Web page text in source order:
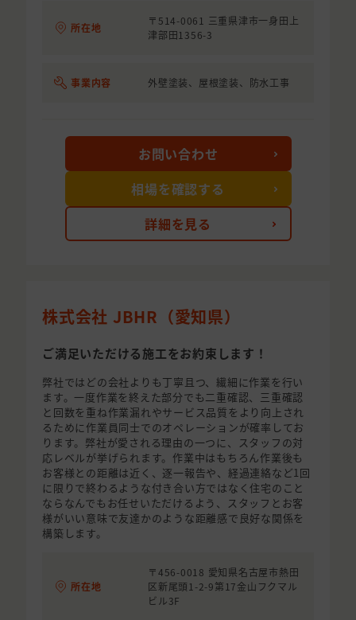
所在地
〒514-0061 三重県津市一身田上
津部田1356-3
事業内容 外壁塗装、屋根塗装、防水工事
詳細を見る
お問い合わせ
相場を確認する
株式会社 JBHR（愛知県）
ご満足いただける施工をお約束します！
弊社ではどの会社よりも丁寧且つ、繊細に作業を行い
ます。一度作業を終えた部分でも二重確認、三重確認
と回数を重ね作業漏れやサービス品質をより向上され
るために作業員同士でのオペレーションが確率してお
ります。弊社が愛される理由の一つに、スタッフの対
応レベルが挙げられます。作業中はもちろん作業後も
お客様との距離は近く、逐一報告や、経過連絡など1回
に限りで終わるような付き合い方ではなく住宅のこと
ならなんでもお任せいただけるよう、スタッフとお客
様がいい意味で友達かのような距離感で良好な関係を
構築します。
所在地
〒456-0018 愛知県名古屋市熱田
区新尾頭1-2-9第17金山フクマル
ビル3F